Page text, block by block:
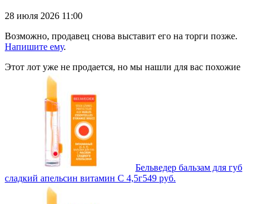
28 июля 2026 11:00
Возможно, продавец снова выставит его на торги позже.
Напишите ему.
Этот лот уже не продается, но мы нашли для вас похожие
Бельведер бальзам для губ
сладкий апельсин витамин С 4,5г549 руб.